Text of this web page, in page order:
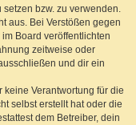
bzw. zu verwenden.
aus. Bei Verstößen gegen
Board veröffentlichten
zeitweise oder
und dir ein
keine Verantwortung für die
selbst erstellt hat oder die
dem Betreiber, dein